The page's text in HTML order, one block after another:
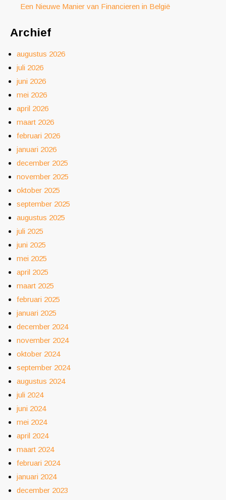
Een Nieuwe Manier van Financieren in België
Archief
augustus 2026
juli 2026
juni 2026
mei 2026
april 2026
maart 2026
februari 2026
januari 2026
december 2025
november 2025
oktober 2025
september 2025
augustus 2025
juli 2025
juni 2025
mei 2025
april 2025
maart 2025
februari 2025
januari 2025
december 2024
november 2024
oktober 2024
september 2024
augustus 2024
juli 2024
juni 2024
mei 2024
april 2024
maart 2024
februari 2024
januari 2024
december 2023